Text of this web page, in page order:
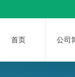
首页 公司